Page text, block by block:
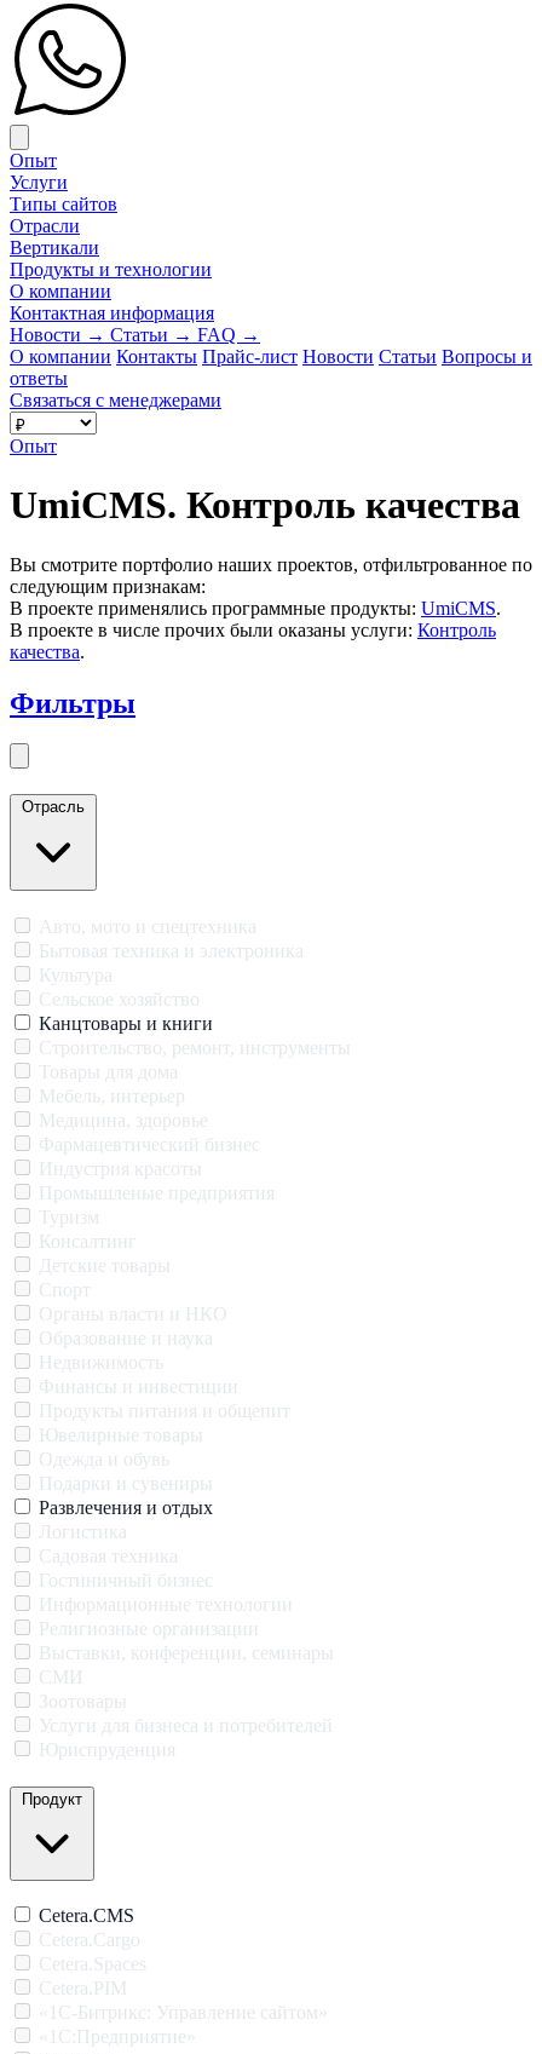
Опыт
Услуги
Типы сайтов
Отрасли
Вертикали
Продукты и технологии
О компании
Контактная информация
Новости → Статьи → FAQ →
О компании Контакты Прайс-лист Новости Статьи Вопросы и
ответы
Связаться с менеджерами
Опыт
UmiCMS. Контроль качества
Вы смотрите портфолио наших проектов, отфильтрованное по
следующим признакам:
В проекте применялись программные продукты: UmiCMS.
В проекте в числе прочих были оказаны услуги: Контроль
качества.
Фильтры
Отрасль
Авто, мото и спецтехника
Бытовая техника и электроника
Культура
Сельское хозяйство
Канцтовары и книги
Строительство, ремонт, инструменты
Товары для дома
Мебель, интерьер
Медицина, здоровье
Фармацевтический бизнес
Индустрия красоты
Промышленые предприятия
Туризм
Консалтинг
Детские товары
Спорт
Органы власти и НКО
Образование и наука
Недвижимость
Финансы и инвестиции
Продукты питания и общепит
Ювелирные товары
Одежда и обувь
Подарки и сувениры
Развлечения и отдых
Логистика
Садовая техника
Гостиничный бизнес
Информационные технологии
Религиозные организации
Выставки, конференции, семинары
СМИ
Зоотовары
Услуги для бизнеса и потребителей
Юриспруденция
Продукт
Cetera.CMS
Cetera.Cargo
Cetera.Spaces
Cetera.PIM
«1С-Битрикс: Управление сайтом»
«1С:Предприятие»